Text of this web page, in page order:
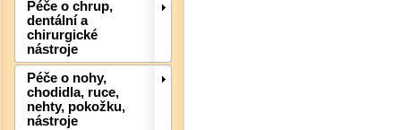
Péče o chrup,
dentální a
chirurgické
nástroje
Péče o nohy,
chodidla, ruce,
nehty, pokožku,
nástroje